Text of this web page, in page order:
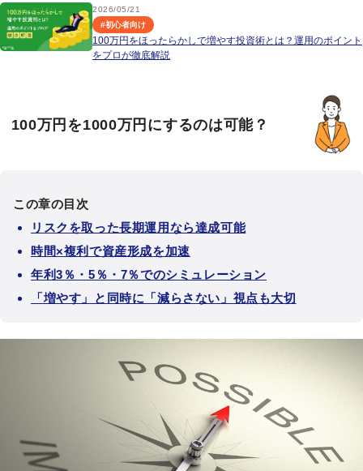
2026/05/21
#初心者向け
100万円をほったらかしで増やす投資術とは？運用のポイント
をプロが徹底解説
100万円を1000万円にするのは可能？
この章の目次
リスクを取った長期運用なら達成可能
時間×複利で資産形成を加速
年利3％・5％・7％でのシミュレーション
「増やす」と同時に「減らさない」視点も大切